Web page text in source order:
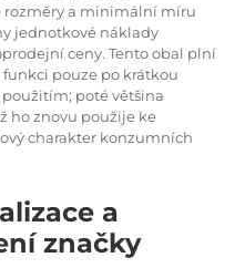
rozměry a minimální míru
jednotkové náklady
ceny. Tento obal plní
pouze po krátkou
poté většina
ho znovu použije ke
charakter konzumních
a
značky